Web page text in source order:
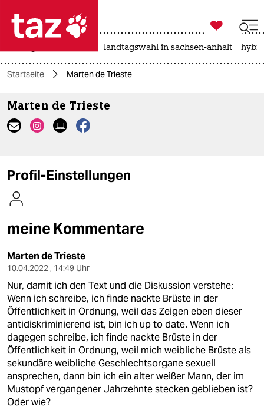
 taz zahl ich
taz zahl ich
themen
politik
sport
berlin
nord
wahrheit
verlag
verlag
veranstaltungen

taz zahl ich
landtagswahl in sachsen-anhalt
Startseite Marten de Trieste
Marten de Trieste
Profil-Einstellungen
meine Kommentare
Marten de Trieste
10.04.2022 , 14:49 Uhr
Nur, damit ich den Text und die Diskussion verstehe:
Wenn ich schreibe, ich finde nackte Brüste in der
Öffentlichkeit in Ordnung, weil das Zeigen eben dieser
antidiskriminierend ist, bin ich up to date. Wenn ich
dagegen schreibe, ich finde nackte Brüste in der
Öffentlichkeit in Ordnung, weil mich weibliche Brüste als
sekundäre weibliche Geschlechtsorgane sexuell
ansprechen, dann bin ich ein alter weißer Mann, der im
Mustopf vergangener Jahrzehnte stecken geblieben ist?
Oder wie?